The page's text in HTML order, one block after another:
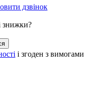
дзвінок
знижки?
і згоден з вимогами